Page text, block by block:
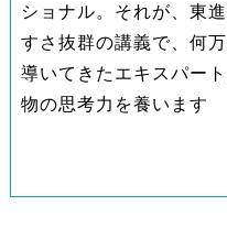
ショナル。それが、東
すさ抜群の講義で、何
導いてきたエキスパー
物の思考力を養います